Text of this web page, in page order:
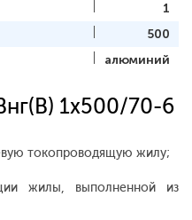
1
500
алюминий
1x500/70-6
токопроводящую жилу;
жилы, выполненной из